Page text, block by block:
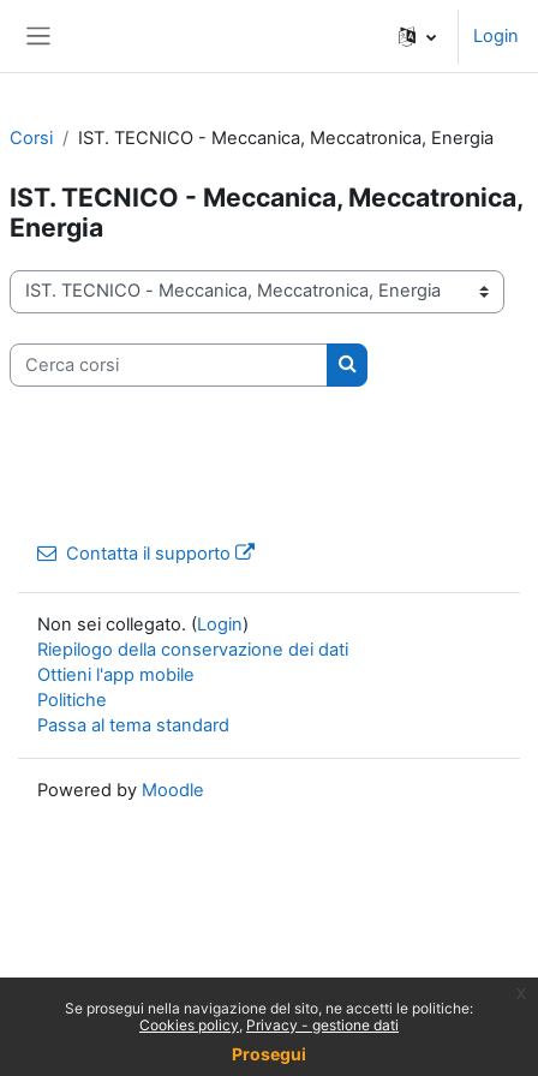
Login
Corsi IST. TECNICO - Meccanica, Meccatronica, Energia
IST. TECNICO - Meccanica, Meccatronica,
Energia
Categorie di corso
Cerca corsi
Cerca corsi
Contatta il supporto
Non sei collegato. (Login)
Riepilogo della conservazione dei dati
Ottieni l'app mobile
Politiche
Passa al tema standard
Powered by Moodle
Se prosegui nella navigazione del sito, ne accetti le politiche:
Cookies policy Privacy - gestione dati
Prosegui